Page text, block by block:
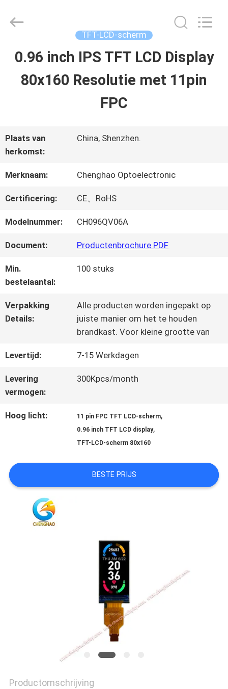
THUIS
OVER
ONS
FABRIEKSTOCHT
NEEM
MET
OP
VRAAG
EEN
SITEMAP
PRIVACY
ChengHao
Reserved.
TFT-LCD-scherm
0.96 inch IPS TFT LCD Display
80x160 Resolutie met 11pin
FPC
Plaats van
herkomst:
China, Shenzhen.
Merknaam: Chenghao Optoelectronic
Certificering: CE、RoHS
Modelnummer: CH096QV06A
Document: Productenbrochure PDF
Min.
bestelaantal:
100 stuks
Verpakking
Details:
Alle producten worden ingepakt op
juiste manier om het te houden
brandkast. Voor kleine grootte van
Levertijd: 7-15 Werkdagen
Levering
vermogen:
300Kpcs/month
Hoog licht: 11 pin FPC TFT LCD-scherm,
0.96 inch TFT LCD display,
TFT-LCD-scherm 80x160
BESTE PRIJS
Productomschrijving